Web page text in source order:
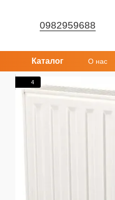
0982959688
Каталог О нас
4